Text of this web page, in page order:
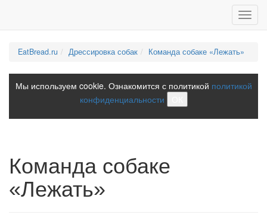
EatBread.ru Дрессировка собак Команда собаке «Лежать»
Мы используем cookie. Ознакомится с политикой политикой
конфиденциальности
Команда собаке
«Лежать»